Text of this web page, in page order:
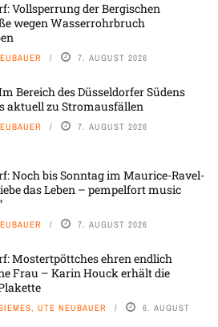
Vollsperrung der Bergischen
wegen Wasserrohrbruch
7. AUGUST 2026
Bereich des Düsseldorfer Südens
aktuell zu Stromausfällen
7. AUGUST 2026
Noch bis Sonntag im Maurice-Ravel-
das Leben – pempelfort music
7. AUGUST 2026
Mostertpöttches ehren endlich
Frau – Karin Houck erhält die
UTE NEUBAUER 6. AUGUST